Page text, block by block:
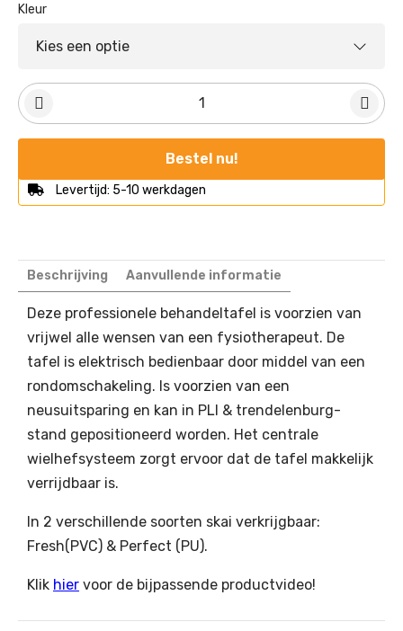
Kleur
Bestel nu!
Levertijd: 5-10 werkdagen
Beschrijving Aanvullende informatie
Deze professionele behandeltafel is voorzien van
vrijwel alle wensen van een fysiotherapeut. De
tafel is elektrisch bedienbaar door middel van een
rondomschakeling. Is voorzien van een
neusuitsparing en kan in PLI & trendelenburg-
stand gepositioneerd worden. Het centrale
wielhefsysteem zorgt ervoor dat de tafel makkelijk
verrijdbaar is.
In 2 verschillende soorten skai verkrijgbaar:
Fresh(PVC) & Perfect (PU).
Klik hier voor de bijpassende productvideo!